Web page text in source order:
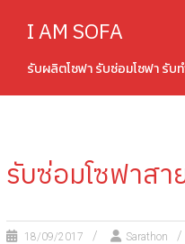
I AM SOFA
รับผลิตโซฟา รับซ่อมโซฟา รับ
รับซ่อมโซฟาสา
18/09/2017 Sarathon